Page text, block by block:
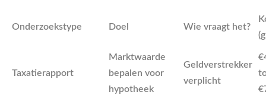
Onderzoekstype Doel Wie vraagt het?
Taxatierapport
Marktwaarde
bepalen voor
hypotheek
Geldverstrekker
verplicht